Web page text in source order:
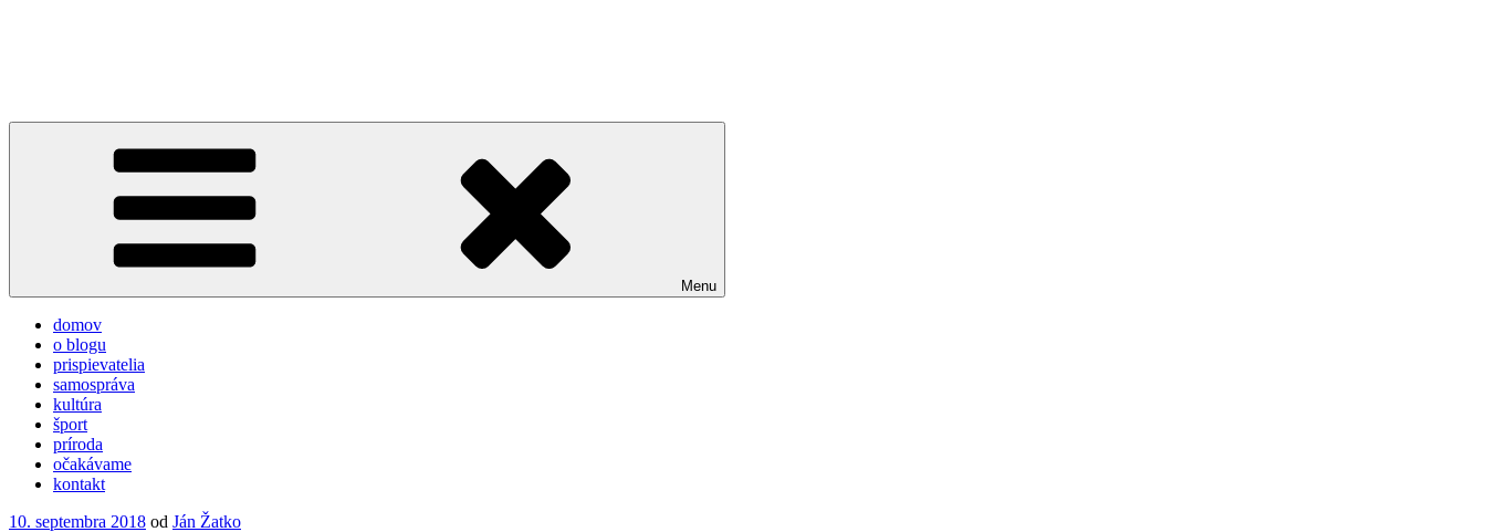
Menu
domov
o blogu
prispievatelia
samospráva
kultúra
šport
príroda
očakávame
kontakt
Publikované
10. septembra 2018 od Ján Žatko